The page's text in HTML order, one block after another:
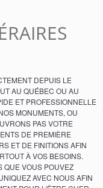
DEPUIS LE
AU QUÉBEC OU AU
ET PROFESSIONNELLE
MONUMENTS, OU
PAS VOTRE
DE PREMIÈRE
ET DE FINITIONS AFIN
À VOS BESOINS.
QUE VOUS POUVEZ
AVEC NOUS AFIN